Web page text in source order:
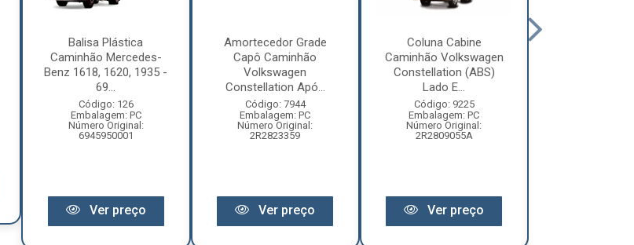
Balisa Plástica
Caminhão Mercedes-
Benz 1618, 1620, 1935 -
69...
Código: 126
Embalagem: PC
Número Original:
6945950001
Ver preço
Amortecedor Grade
Capô Caminhão
Volkswagen
Constellation Apó...
Código: 7944
Embalagem: PC
Número Original:
2R2823359
Ver preço
Coluna Cabine
Caminhão Volkswagen
Constellation (ABS)
Lado E...
Código: 9225
Embalagem: PC
Número Original:
2R2809055A
Ver preço